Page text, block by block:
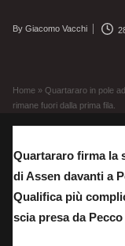
Posted
By Giacomo Vacchi
Home » Quartararo in pole
rimane fuori dalla prima fila.
Quartararo firma la
di Assen davanti a
Qualifica più
scia presa da